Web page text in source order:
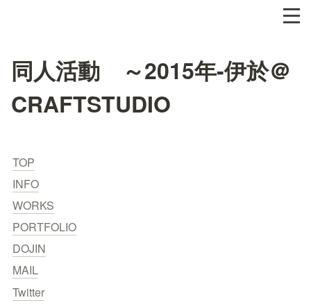
同人活動 ～2015年-伊於＠
CRAFTSTUDIO
TOP
INFO
WORKS
PORTFOLIO
DOJIN
MAIL
Twitter